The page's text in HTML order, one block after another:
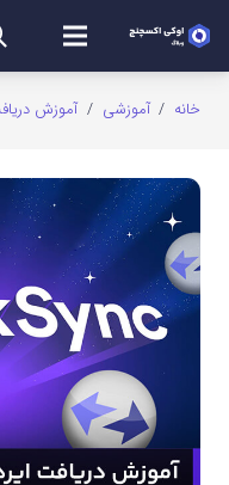
خانه / آموزشی / آموزش